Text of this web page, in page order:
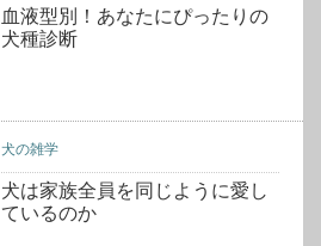
血液型別！あなたにぴったりの
犬種診断
犬の雑学
犬は家族全員を同じように愛し
ているのか